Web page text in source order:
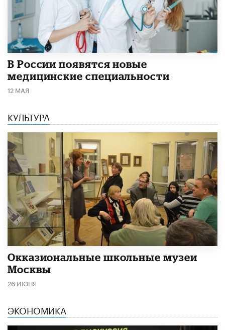
В России появятся новые
медицинские специальности
12 МАЯ
КУЛЬТУРА
​Окказиональные школьные музеи
Москвы
26 ИЮНЯ
ЭКОНОМИКА